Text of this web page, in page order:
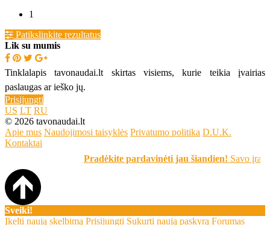
1
Patikslinkite rezultatus
Lik su mumis
Tinklalapis tavonaudai.lt skirtas visiems, kurie teikia įvairias
paslaugas ar ieško jų.
Prisijungti
US LT RU
© 2026 tavonaudai.lt
Apie mus Naudojimosi taisyklės Privatumo politika D.U.K.
Kontaktai
Pradėkite pardavinėti jau šiandien! Savo įrašą
Sveiki!
Įkelti naują skelbimą Prisijungti Sukurti naują paskyrą Forumas